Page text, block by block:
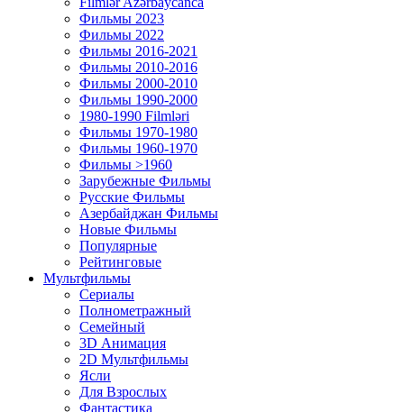
Фильмы 2023
Фильмы 2022
Фильмы 2016-2021
Фильмы 2010-2016
Фильмы 2000-2010
Фильмы 1990-2000
1980-1990 Filmləri
Фильмы 1970-1980
Фильмы 1960-1970
Фильмы >1960
Зарубежные Фильмы
Русские Фильмы
Азербайджан Фильмы
Новые Фильмы
Популярные
Рейтинговые
Мультфильмы
Сериалы
Полнометражный
Семейный
3D Анимация
2D Мультфильмы
Ясли
Для Взрослых
Фантастика